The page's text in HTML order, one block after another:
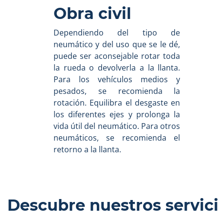
Obra civil
Dependiendo del tipo de
neumático y del uso que se le dé,
puede ser aconsejable rotar toda
la rueda o devolverla a la llanta.
Para los vehículos medios y
pesados, se recomienda la
rotación. Equilibra el desgaste en
los diferentes ejes y prolonga la
vida útil del neumático. Para otros
neumáticos, se recomienda el
retorno a la llanta.
Descubre nuestros